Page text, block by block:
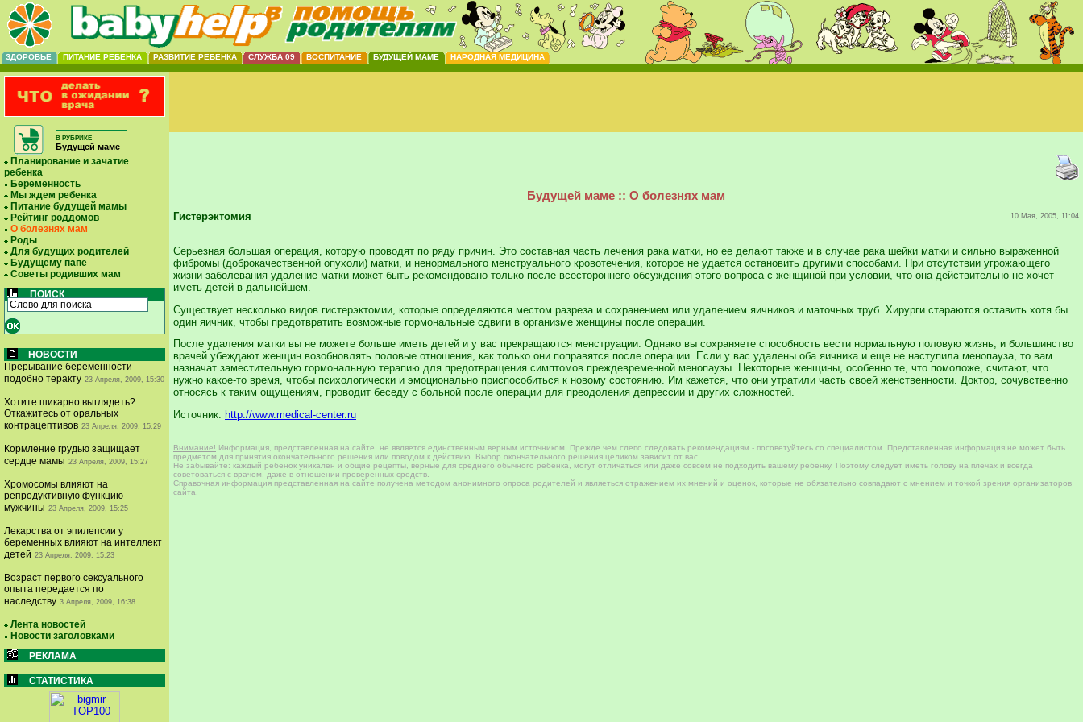
ЗДОРОВЬЕ ПИТАНИЕ РЕБЕНКА РАЗВИТИЕ РЕБЕНКА СЛУЖБА 09 ВОСПИТАНИЕ БУДУЩЕЙ МАМЕ НАРОДНАЯ МЕДИЦИНА
В РУБРИКЕ
Будущей маме
Планирование и зачатие
ребенка
Беременность
Мы ждем ребенка
Питание будущей мамы
Рейтинг роддомов
О болезнях мам
Роды
Для будущих родителей
Будущему папе
Советы родивших мам
ПОИСК
НОВОСТИ
Прерывание беременности
подобно теракту 23 Апреля, 2009, 15:30
Хотите шикарно выглядеть?
Откажитесь от оральных
контрацептивов 23 Апреля, 2009, 15:29
Кормление грудью защищает
сердце мамы 23 Апреля, 2009, 15:27
Хромосомы влияют на
репродуктивную функцию
мужчины 23 Апреля, 2009, 15:25
Лекарства от эпилепсии у
беременных влияют на интеллект
детей 23 Апреля, 2009, 15:23
Возраст первого сексуального
опыта передается по
наследству 3 Апреля, 2009, 16:38
Лента новостей
Новости заголовками
РЕКЛАМА
СТАТИСТИКА
Будущей маме :: О болезнях мам
Гистерэктомия 10 Мая, 2005, 11:04
Серьезная большая операция, которую проводят по ряду причин. Это составная часть лечения рака матки, но ее делают также и в случае рака шейки матки и сильно выраженной
фибромы (доброкачественной опухоли) матки, и ненормального менструального кровотечения, которое не удается остановить другими способами. При отсутствии угрожающего
жизни заболевания удаление матки может быть рекомендовано только после всестороннего обсуждения этого вопроса с женщиной при условии, что она действительно не хочет
иметь детей в дальнейшем.
Существует несколько видов гистерэктомии, которые определяются местом разреза и сохранением или удалением яичников и маточных труб. Хирурги стараются оставить хотя бы
один яичник, чтобы предотвратить возможные гормональные сдвиги в организме женщины после операции.
После удаления матки вы не можете больше иметь детей и у вас прекращаются менструации. Однако вы сохраняете способность вести нормальную половую жизнь, и большинство
врачей убеждают женщин возобновлять половые отношения, как только они поправятся после операции. Если у вас удалены оба яичника и еще не наступила менопауза, то вам
назначат заместительную гормональную терапию для предотвращения симптомов преждевременной менопаузы. Некоторые женщины, особенно те, что помоложе, считают, что
нужно какое-то время, чтобы психологически и эмоционально приспособиться к новому состоянию. Им кажется, что они утратили часть своей женственности. Доктор, сочувственно
относясь к таким ощущениям, проводит беседу с больной после операции для преодоления депрессии и других сложностей.
Источник: http://www.medical-center.ru
Внимание! Информация, представленная на сайте, не является единственным верным источником. Прежде чем слепо следовать рекомендациям - посоветуйтесь со специалистом. Представленная информация не может быть
предметом для принятия окончательного решения или поводом к действию. Выбор окончательного решения целиком зависит от вас.
Не забывайте: каждый ребенок уникален и общие рецепты, верные для среднего обычного ребенка, могут отличаться или даже совсем не подходить вашему ребенку. Поэтому следует иметь голову на плечах и всегда
советоваться с врачом, даже в отношении проверенных средств.
Справочная информация представленная на сайте получена методом анонимного опроса родителей и являеться отражением их мнений и оценок, которые не обязательно совпадают с мнением и точкой зрения организаторов
сайта.